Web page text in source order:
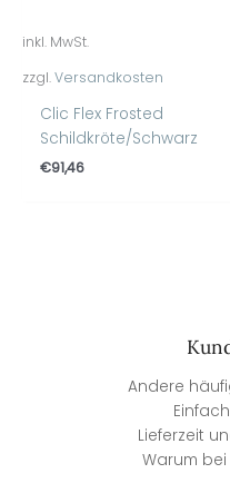
inkl. MwSt.
zzgl.Versandkosten
Clic Flex Frosted
Schildkröte/Schwarz
€91,46
Andere
Lieferzeit
Warum